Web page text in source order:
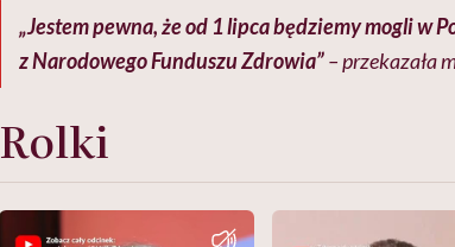
„Jestem pewna, że od 1 lipca będziemy mogli w
z Narodowego Funduszu Zdrowia”– przekazała
Rolki